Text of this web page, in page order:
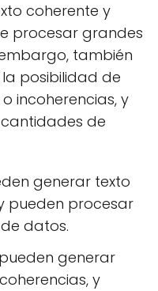
coherente y
procesar grandes
también
posibilidad de
incoherencias, y
de
generar texto
pueden procesar
datos.
pueden generar
y